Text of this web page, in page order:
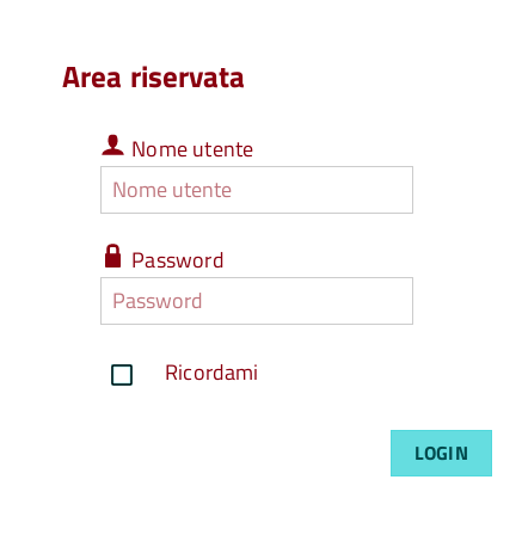
Area riservata
Nome
utente
Nome utente
Password
Password
Ricordami
LOGIN